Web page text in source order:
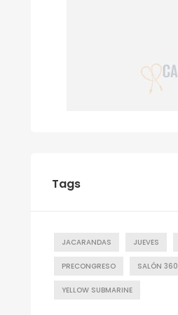
Tags
JACARANDAS JUEVES
PRECONGRESO SALÓN 360
YELLOW SUBMARINE